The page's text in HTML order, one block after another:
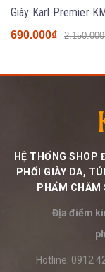
690.000₫
HỆ THỐNG SHOP
PHỐI GIÀY DA,
PHẨM CHĂM
Địa điểm
Hotline: 0912